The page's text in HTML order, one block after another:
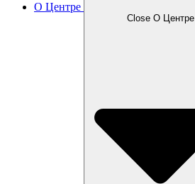
О Центре
Close О Центре